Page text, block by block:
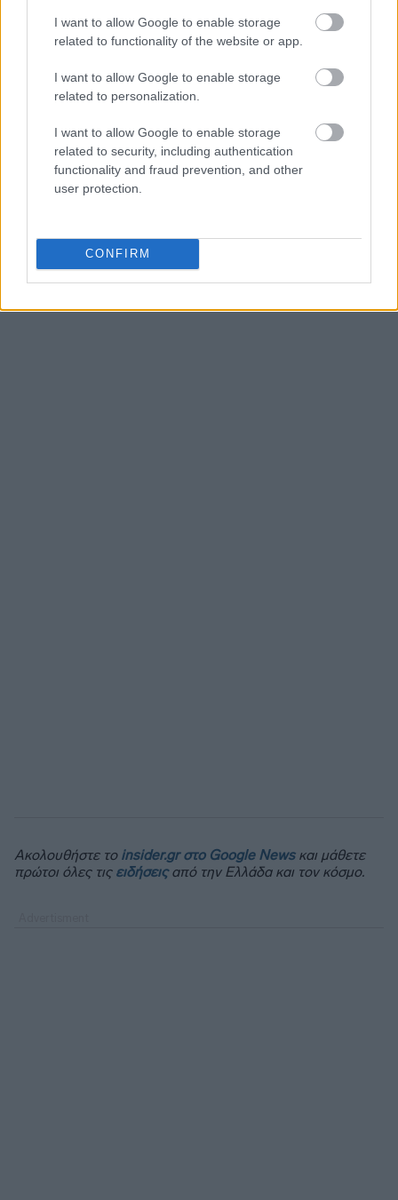
I want to allow Google to enable storage
related to functionality of the website or app.
I want to allow Google to enable storage
related to personalization.
I want to allow Google to enable storage
related to security, including authentication
functionality and fraud prevention, and other
user protection.
CONFIRM
κλείσει την ψαλίδα. Τον Απρίλιο του 2026 στο
συγκεκριμένο αεροδρόμιο καταγράφηκε αύξηση
ωστόσο να παραμένουν σε χαμηλότερα επίπεδα
έναντι του αντίστοιχου μήνα του 2024.
Τροφοδότης του θετικού προσήμου ήταν κατά
κύριο λόγο η κίνηση εσωτερικού ενώ η διεθνής
κίνηση αυξήθηκε επίσης χάρη στις πτήσεις προς
Group.
Ακολουθήστε το insider.gr στο Google Newsκαι μάθετε
πρώτοι όλες τις ειδήσειςαπό την Ελλάδα και τον κόσμο.